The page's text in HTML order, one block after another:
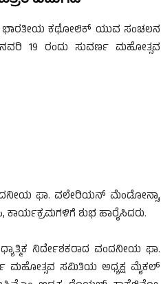
ಭಾರತೀಯ ಕಥೋಲಿಕ್ ಯುವ ಸಂಚಲನ
19 ರಂದು ಸುವರ್ಣ ಮಹೋತ್ಸವ
ಫಾ. ವಲೇರಿಯನ್ ಮೆಂಡೋನ್ಸಾ,
ಶುಭ ಹಾರೈಸಿದರು.
ನಿರ್ದೇಶಕರಾದ ವಂದನೀಯ ಫಾ.
ಮಹೋತ್ಸವ ಸಮಿತಿಯ ಅಧ್ಯಕ್ಷ ಮೈಕಲ್